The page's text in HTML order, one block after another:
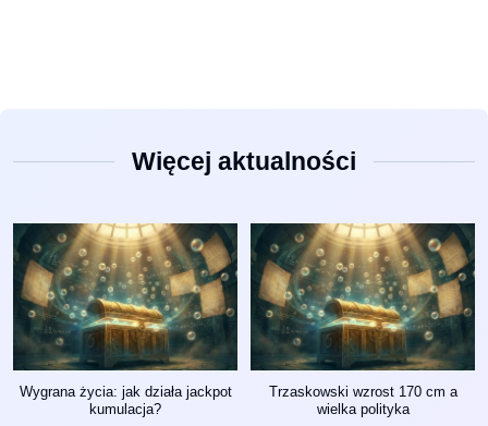
Więcej aktualności
Wygrana życia: jak działa jackpot
kumulacja?
Trzaskowski wzrost 170 cm a
wielka polityka